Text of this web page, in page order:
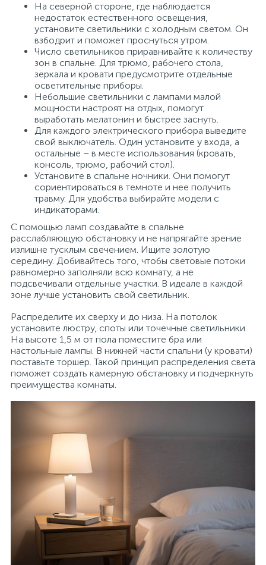
На северной стороне, где наблюдается
недостаток естественного освещения,
установите светильники с холодным светом. Он
взбодрит и поможет проснуться утром.
Число светильников приравнивайте к количеству
зон в спальне. Для трюмо, рабочего стола,
зеркала и кровати предусмотрите отдельные
осветительные приборы.
Небольшие светильники с лампами малой
мощности настроят на отдых, помогут
выработать мелатонин и быстрее заснуть.
Для каждого электрического прибора выведите
свой выключатель. Один установите у входа, а
остальные – в месте использования (кровать,
консоль, трюмо, рабочий стол).
Установите в спальне ночники. Они помогут
сориентироваться в темноте и нее получить
травму. Для удобства выбирайте модели с
индикаторами.
С помощью ламп создавайте в спальне
расслабляющую обстановку и не напрягайте зрение
излишне тусклым свечением. Ищите золотую
середину. Добивайтесь того, чтобы световые потоки
равномерно заполняли всю комнату, а не
подсвечивали отдельные участки. В идеале в каждой
зоне лучше установить свой светильник.
Распределите их сверху и до низа. На потолок
установите люстру, споты или точечные светильники.
На высоте 1,5 м от пола поместите бра или
настольные лампы. В нижней части спальни (у кровати)
поставьте торшер. Такой принцип распределения света
поможет создать камерную обстановку и подчеркнуть
преимущества комнаты.